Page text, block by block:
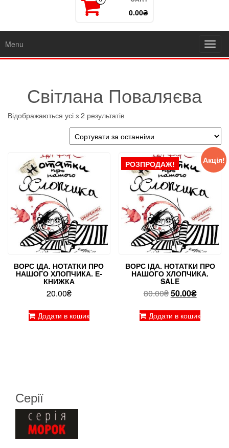
0.00₴
Menu
Світлана Поваляєва
Відображаються усі з 2 результатівSorted
by
latest
ВОРС ІДА. НОТАТКИ ПРО
НАШОГО ХЛОПЧИКА. Е-
КНИЖКА
20.00₴
Додати в кошик
РОЗПРОДАЖ! Акція!
ВОРС ІДА. НОТАТКИ ПРО
НАШОГО ХЛОПЧИКА.
SALE
80.00₴Оригінальна
80.00₴.
50.00₴Поточна
50.00₴.
Додати в кошик
Серії